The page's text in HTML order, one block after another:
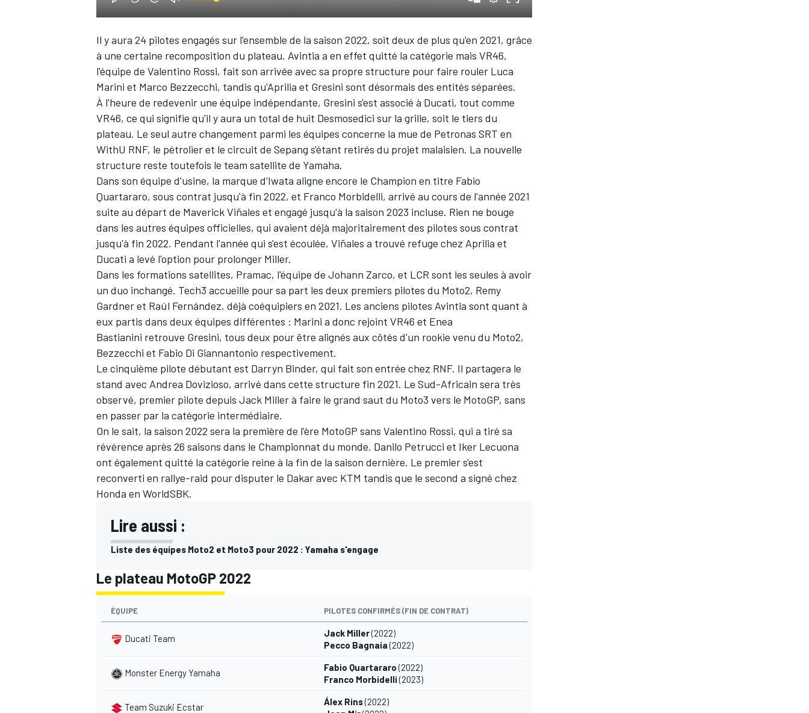
WEC
Il y aura 24 pilotes engagés sur l'ensemble de la saison 2022, soit deux de plus qu'en 2021, grâce
à une certaine recomposition du plateau. Avintia a en effet quitté la catégorie mais VR46,
l'équipe de Valentino Rossi, fait son arrivée avec sa propre structure pour faire rouler Luca
Marini et Marco Bezzecchi, tandis qu'Aprilia et Gresini sont désormais des entités séparées.
À l'heure de redevenir une équipe indépendante, Gresini s'est associé à Ducati, tout comme
VR46, ce qui signifie qu'il y aura un total de huit Desmosedici sur la grille, soit le tiers du
plateau. Le seul autre changement parmi les équipes concerne la mue de Petronas SRT en
WithU RNF, le pétrolier et le circuit de Sepang s'étant retirés du projet malaisien. La nouvelle
structure reste toutefois le team satellite de Yamaha.
Dans son équipe d'usine, la marque d'Iwata aligne encore le Champion en titre Fabio
Quartararo, sous contrat jusqu'à fin 2022, et Franco Morbidelli, arrivé au cours de l'année 2021
suite au départ de Maverick Viñales et engagé jusqu'à la saison 2023 incluse. Rien ne bouge
dans les autres équipes officielles, qui avaient déjà majoritairement des pilotes sous contrat
jusqu'à fin 2022. Pendant l'année qui s'est écoulée, Viñales a trouvé refuge chez Aprilia et
Ducati a levé l'option pour prolonger Miller.
Dans les formations satellites, Pramac, l'équipe de Johann Zarco, et LCR sont les seules à avoir
un duo inchangé. Tech3 accueille pour sa part les deux premiers pilotes du Moto2, Remy
Gardneret Raúl Fernández, déjà coéquipiers en 2021. Les anciens pilotes Avintia sont quant à
eux partis dans deux équipes différentes : Marini a donc rejoint VR46 et Enea
Bastianini retrouve Gresini, tous deux pour être alignés aux côtés d'un rookie venu du Moto2,
Bezzecchi et Fabio Di Giannantonio respectivement.
Le cinquième pilote débutant est Darryn Binder, qui fait son entrée chez RNF. Il partagera le
stand avec Andrea Dovizioso, arrivé dans cette structure fin 2021. Le Sud-Africain sera très
observé, premier pilote depuis Jack Miller à faire le grand saut du Moto3 vers le MotoGP, sans
en passer par la catégorie intermédiaire.
On le sait, la saison 2022 sera la première de l'ère MotoGP sans Valentino Rossi, qui a tiré sa
révérence après 26 saisons dans le Championnat du monde. Danilo Petrucci et Iker Lecuona
ont également quitté la catégorie reine à la fin de la saison dernière. Le premier s'est
reconverti en rallye-raid pour disputer le Dakar avec KTM tandis que le second a signé chez
Honda en WorldSBK.
Lire aussi :
Liste des équipes Moto2 et Moto3 pour 2022 : Yamaha s'engage
Le plateau MotoGP 2022
ÉQUIPE PILOTES CONFIRMÉS (FIN DE CONTRAT)
Ducati Team Jack Miller(2022)
Pecco Bagnaia(2022)
Monster Energy Yamaha Fabio Quartararo(2022)
Franco Morbidelli(2023)
Team Suzuki Ecstar Álex Rins(2022)